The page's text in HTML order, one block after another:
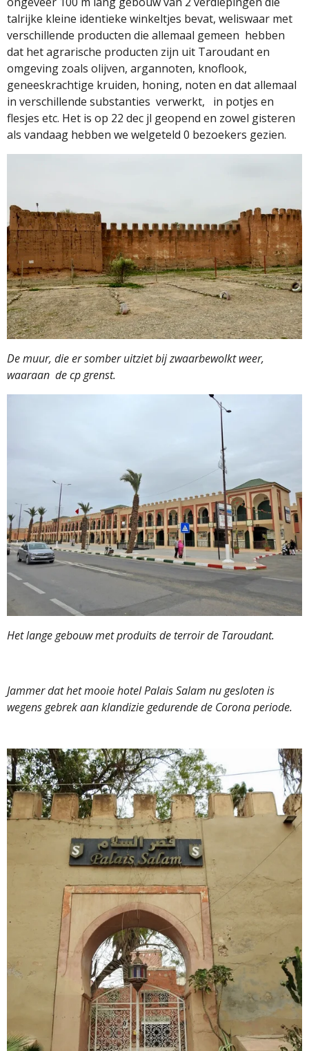
talrijke kleine identieke winkeltjes bevat, weliswaar met
verschillende producten die allemaal gemeen hebben
dat het agrarische producten zijn uit Taroudant en
omgeving zoals olijven, argannoten, knoflook,
geneeskrachtige kruiden, honing, noten en dat allemaal
in verschillende substanties verwerkt,
in potjes en
flesjes etc. Het is op 22 dec jl geopend en zowel gisteren
als vandaag hebben we welgeteld 0 bezoekers gezien.
De muur, die er somber uitziet bij zwaarbewolkt weer,
waaraan de cp grenst.
Het lange gebouw met produits de terroir de Taroudant.
Jammer dat het mooie hotel Palais Salam nu gesloten is
wegens gebrek aan klandizie gedurende de Corona periode.